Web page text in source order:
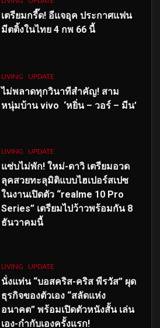
เตรียมกรี๊ด! อีแจอุค ประกาศแฟน
มีตติ้งในไทย 4 กพ 66 นี้
LIVING UPDATE
ไม่พลาดทุกวินาทีสำคัญ! สาม
หนุ่มบ้าน vivo ‘หยิ่น – วอร์ – มีน’
LIVING UPDATE
แซ่บไม่พัก! ใหม่-ดาวิ เตรียมอวด
ลุคสวยทะลุมิติแบบไฮเปอร์สเปซ
ในงานเปิดตัว “realme 10 Pro
Series” เตรียมไปว้าวพร้อมกัน 8
ธันวาคมนี้
LIVING UPDATE
นั่งแท่น “บอสคริส-คริส พีรวัส” ผุด
ธุรกิจของตัวเอง “สลัดแห่ง
อนาคต” พร้อมเปิดตัวหนังสั้น เล่น
เอง-กำกับเองครั้งแรก!